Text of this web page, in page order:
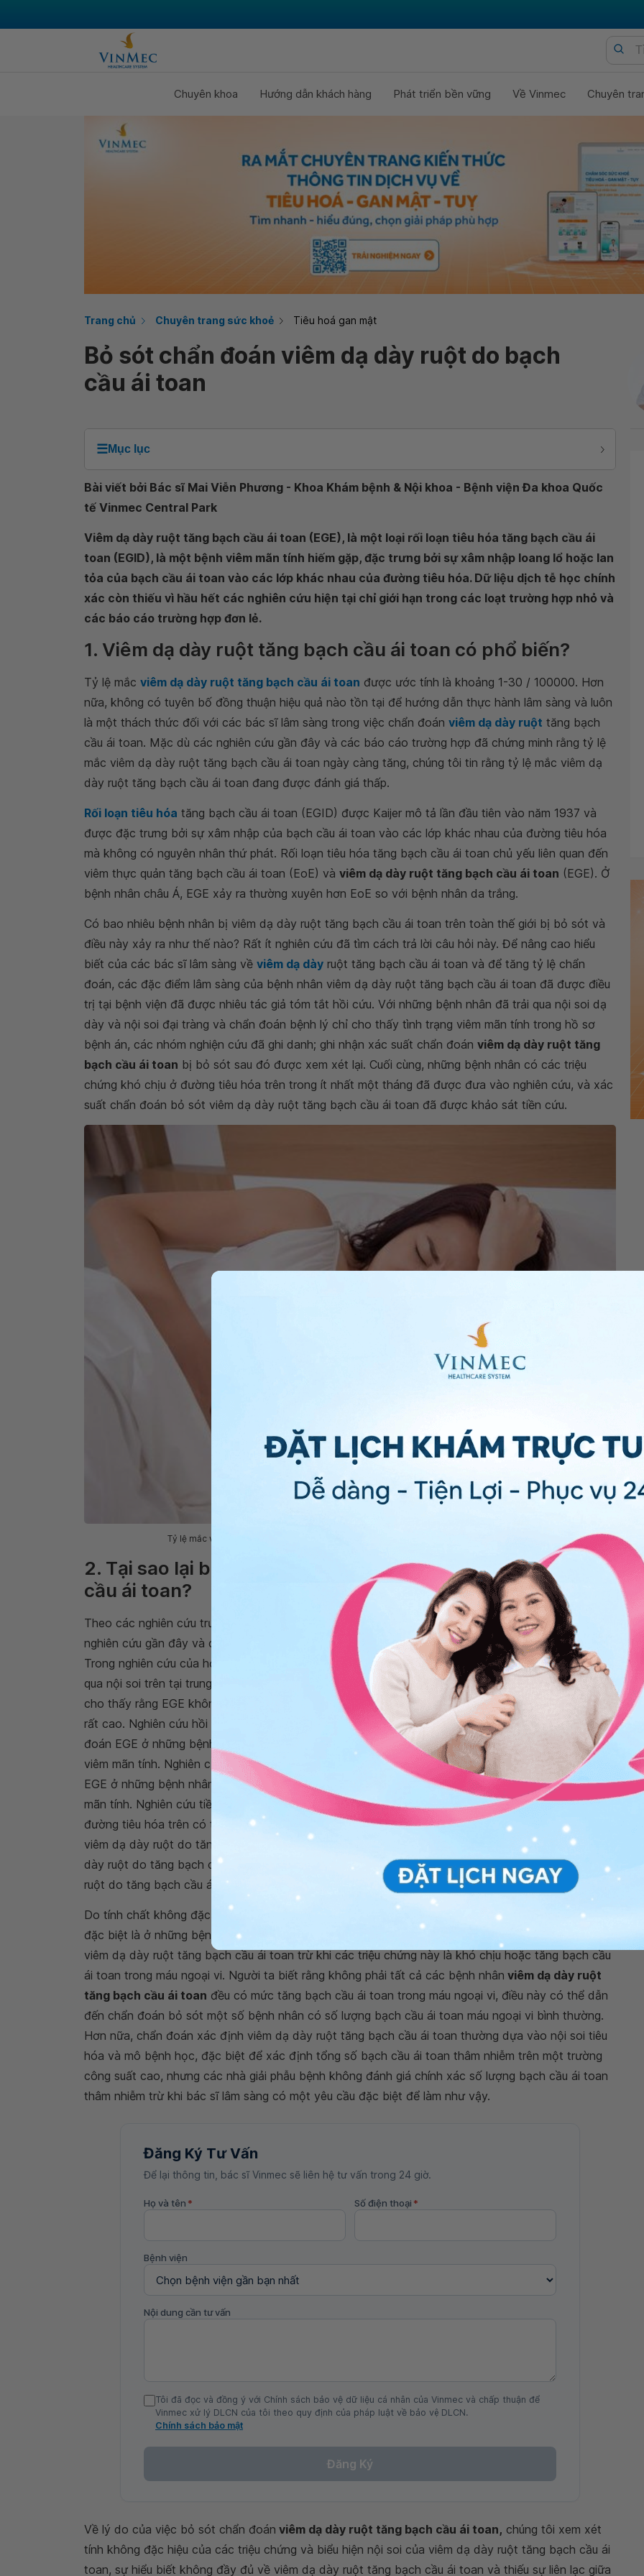
Chuyên khoa Hướng dẫn khách hàng Phát triển bền vững Về Vinmec Chuyên
Trang chủ Chuyên trang sức khoẻ Tiêu hoá gan mật
Bỏ sót chẩn đoán viêm dạ dày ruột do bạch
cầu ái toan
☰Mục lục
Bài viết bởi Bác sĩ Mai Viễn Phương - Khoa Khám bệnh & Nội khoa - Bệnh viện Đa khoa Quốc
tế Vinmec Central Park
Viêm dạ dày ruột tăng bạch cầu ái toan (EGE), là một loại rối loạn tiêu hóa tăng bạch cầu ái
toan (EGID), là một bệnh viêm mãn tính hiếm gặp, đặc trưng bởi sự xâm nhập loang lổ hoặc lan
tỏa của bạch cầu ái toan vào các lớp khác nhau của đường tiêu hóa. Dữ liệu dịch tễ học chính
xác còn thiếu vì hầu hết các nghiên cứu hiện tại chỉ giới hạn trong các loạt trường hợp nhỏ và
các báo cáo trường hợp đơn lẻ.
1. Viêm dạ dày ruột tăng bạch cầu ái toan có phổ biến?
Tỷ lệ mắc viêm dạ dày ruột tăng bạch cầu ái toan được ước tính là khoảng 1-30 / 100000. Hơn
nữa, không có tuyên bố đồng thuận hiệu quả nào tồn tại để hướng dẫn thực hành lâm sàng và luôn
là một thách thức đối với các bác sĩ lâm sàng trong việc chẩn đoán viêm dạ dày ruột tăng bạch
cầu ái toan. Mặc dù các nghiên cứu gần đây và các báo cáo trường hợp đã chứng minh rằng tỷ lệ
mắc viêm dạ dày ruột tăng bạch cầu ái toan ngày càng tăng, chúng tôi tin rằng tỷ lệ mắc viêm dạ
dày ruột tăng bạch cầu ái toan đang được đánh giá thấp.
Rối loạn tiêu hóa tăng bạch cầu ái toan (EGID) được Kaijer mô tả lần đầu tiên vào năm 1937 và
được đặc trưng bởi sự xâm nhập của bạch cầu ái toan vào các lớp khác nhau của đường tiêu hóa
mà không có nguyên nhân thứ phát. Rối loạn tiêu hóa tăng bạch cầu ái toan chủ yếu liên quan đến
viêm thực quản tăng bạch cầu ái toan (EoE) và viêm dạ dày ruột tăng bạch cầu ái toan (EGE). Ở
bệnh nhân châu Á, EGE xảy ra thường xuyên hơn EoE so với bệnh nhân da trắng.
Có bao nhiêu bệnh nhân bị viêm dạ dày ruột tăng bạch cầu ái toan trên toàn thế giới bị bỏ sót và
điều này xảy ra như thế nào? Rất ít nghiên cứu đã tìm cách trả lời câu hỏi này. Để nâng cao hiểu
biết của các bác sĩ lâm sàng về viêm dạ dày ruột tăng bạch cầu ái toan và để tăng tỷ lệ chẩn
đoán, các đặc điểm lâm sàng của bệnh nhân viêm dạ dày ruột tăng bạch cầu ái toan đã được điều
trị tại bệnh viện đã được nhiêu tác giả tóm tắt hồi cứu. Với những bệnh nhân đã trải qua nội soi dạ
dày và nội soi đại tràng và chẩn đoán bệnh lý chỉ cho thấy tình trạng viêm mãn tính trong hồ sơ
bệnh án, các nhóm nghiện cứu đã ghi danh; ghi nhận xác suất chẩn đoán viêm dạ dày ruột tăng
bạch cầu ái toan bị bỏ sót sau đó được xem xét lại. Cuối cùng, những bệnh nhân có các triệu
chứng khó chịu ở đường tiêu hóa trên trong ít nhất một tháng đã được đưa vào nghiên cứu, và xác
suất chẩn đoán bỏ sót viêm dạ dày ruột tăng bạch cầu ái toan đã được khảo sát tiền cứu.
Tỷ lệ mắc viêm dạ dày ruột tăng bạch cầu ái toan được ước tính là khoảng 1-30 / 100000
2. Tại sao lại bỏ sót chẩn đoán viêm dạ dày ruột tăng bạch
cầu ái toan?
Theo các nghiên cứu trước đây, tỷ lệ mắc EGE được ước tính vào khoảng 1-30 / 100000. Các
nghiên cứu gần đây và các báo cáo trường hợp đã chứng minh rằng tỷ lệ này ngày càng gia tăng.
Trong nghiên cứu của họ, Reed và cộng sự tiết lộ rằng trong số tất cả các mẫu sinh thiết thu được
qua nội soi trên tại trung tâm của họ, 0,67% trong số họ đáp ứng các tiêu chuẩn cho EGE. Điều này
cho thấy rằng EGE không hiếm như người ta nghĩ trước đây. Tỷ lệ chẩn đoán EGE bị bỏ sót có thể
rất cao. Nghiên cứu hồi cứu của nhiều tác giả cho thấy khả năng 4,26% trường hợp bị bỏ sót chẩn
đoán EGE ở những bệnh nhân có kết quả nội soi dạ dày và mô bệnh học chỉ cho thấy tình trạng
viêm mãn tính. Nghiên cứu của họ cũng cho thấy khả năng 4,40% trường hợp bị bỏ sót chẩn đoán
EGE ở những bệnh nhân có kết quả
nội soi đại tràng
và mô bệnh học chỉ cho thấy tình trạng viêm
mãn tính. Nghiên cứu tiền cứu cho thấy 5,74% bệnh nhân có các triệu chứng mãn tính khó chịu ở
đường tiêu hóa trên có thể đại diện cho các trường hợp bỏ sót chẩn đoán EGE. Do đó, tỷ lệ mắc
viêm dạ dày ruột do tăng bạch cầu ái toan đang bị đánh giá thấp, không chỉ vì tỷ lệ mắc viêm dạ
dày ruột do tăng bạch cầu ái toan đang gia tăng mà còn vì rất dễ bỏ sót chẩn đoán viêm dạ dày
ruột do tăng bạch cầu ái toan trong thực hành lâm sàng.
Do tính chất không đặc hiệu của các triệu chứng của viêm dạ dày ruột tăng bạch cầu ái toan
đặc biệt là ở những bệnh nhân có các triệu chứng nhẹ, nhiều bác sĩ lâm sàng hiếm khi nghĩ đến
viêm dạ dày ruột tăng bạch cầu ái toan trừ khi các triệu chứng này là khó chịu hoặc tăng bạch cầu
ái toan trong máu ngoại vi. Người ta biết rằng không phải tất cả các bệnh nhân viêm dạ dày ruột
tăng bạch cầu ái toan đều có mức tăng bạch cầu ái toan trong máu ngoại vi, điều này có thể dẫn
đến chẩn đoán bỏ sót một số bệnh nhân có số lượng bạch cầu ái toan máu ngoại vi bình thường.
Hơn nữa, chẩn đoán xác định viêm dạ dày ruột tăng bạch cầu ái toan thường dựa vào nội soi tiêu
hóa và mô bệnh học, đặc biệt để xác định tổng số bạch cầu ái toan thâm nhiễm trên một trường
công suất cao, nhưng các nhà giải phẫu bệnh không đánh giá chính xác số lượng bạch cầu ái toan
thâm nhiễm trừ khi bác sĩ lâm sàng có một yêu cầu đặc biệt để làm như vậy.
Đăng Ký Tư Vấn
Để lại thông tin, bác sĩ Vinmec sẽ liên hệ tư vấn trong 24 giờ.
Họ và tên * Số điện thoại *
Bệnh viện
Nội dung cần tư vấn
Tôi đã đọc và đồng ý với Chính sách bảo vệ dữ liệu cá nhân của Vinmec và chấp thuận để
Vinmec xử lý DLCN của tôi theo quy định của pháp luật về bảo vệ DLCN.
Chính sách bảo mật
Đăng Ký
Về lý do của việc bỏ sót chẩn đoán viêm dạ dày ruột tăng bạch cầu ái toan, chúng tôi xem xét
tính không đặc hiệu của các triệu chứng và biểu hiện nội soi của viêm dạ dày ruột tăng bạch cầu ái
toan, sự hiểu biết không đầy đủ về viêm dạ dày ruột tăng bạch cầu ái toan và thiếu sự liên lạc giữa